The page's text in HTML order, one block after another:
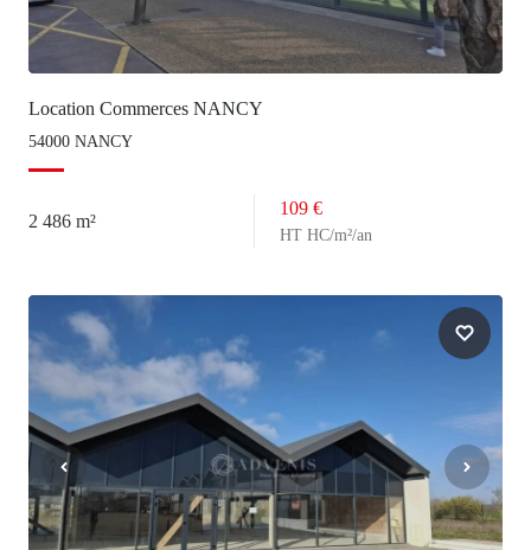
Location Commerces NANCY
54000 NANCY
2 486 m²
109 €
HT HC/m²/an